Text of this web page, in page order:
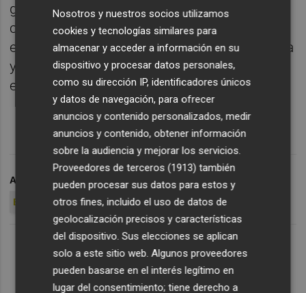
ganar porque sí”, comentó el preparador
catalán, que concluyó que el equipo francés
está jugando “a gran nivel” en la liga francesa
y que ahora están “con más confianza y más
energía”.
ARCHIVADO EN VALENCIA BASKET
ÁLEX MUMBRÚ
EUROLIGA
Nosotros y nuestros socios utilizamos
cookies y tecnologías similares para
almacenar y acceder a información en su
dispositivo y procesar datos personales,
como su dirección IP, identificadores únicos
y datos de navegación, para ofrecer
anuncios y contenido personalizados, medir
anuncios y contenido, obtener información
sobre la audiencia y mejorar los servicios.
Proveedores de terceros (1913) también
pueden procesar sus datos para estos y
otros fines, incluido el uso de datos de
geolocalización precisos y características
del dispositivo. Sus elecciones se aplican
solo a este sitio web. Algunos proveedores
pueden basarse en el interés legítimo en
lugar del consentimiento; tiene derecho a